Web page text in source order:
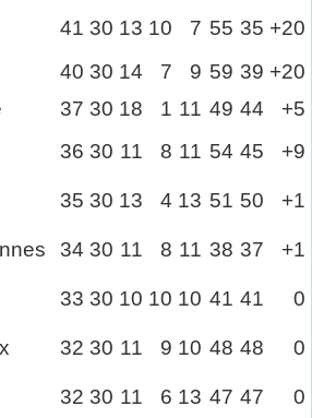
41 30 13 10 7 55 35 +20
40 30 14 7 9 59 39 +20
37 30 18 1 11 49 44
+5
36 30 11 8 11 54 45 +9
35 30 13 4 13 51 50 +1
34 30 11 8 11 38 37 +1
33 30 10 10 10 41 41 0
32 30 11 9 10 48 48 0
32 30 11 6 13 47 47 0